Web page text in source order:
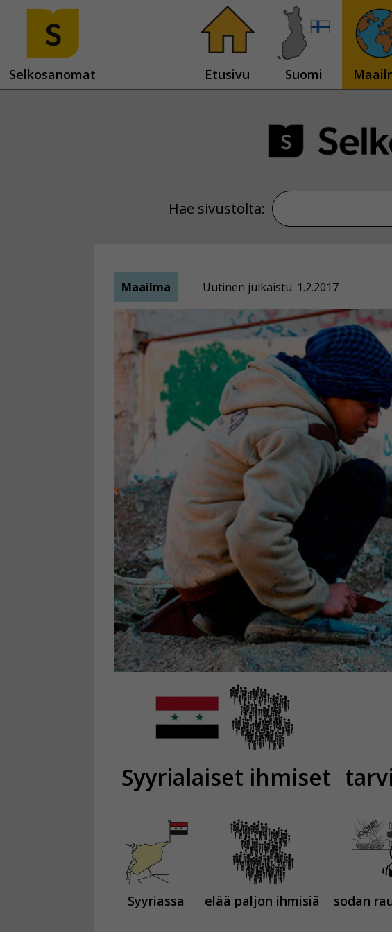
Selkosanomat Etusivu Suomi
Hae sivustolta:
Maailma
Uutinen julkaistu: 1.2.2017
Syyrialaiset ihmiset
Syyriassa elää paljon ihmisiä sodan